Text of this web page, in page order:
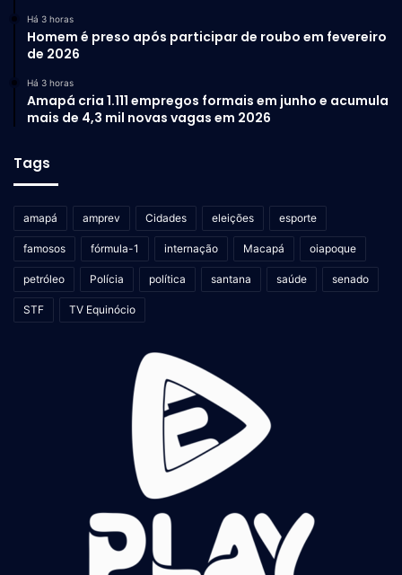
Há 3 horas
Homem é preso após participar de roubo em fevereiro
de 2026
Há 3 horas
Amapá cria 1.111 empregos formais em junho e acumula
mais de 4,3 mil novas vagas em 2026
Tags
amapá amprev Cidades eleições esporte
famosos fórmula-1 internação Macapá oiapoque
petróleo Polícia política santana saúde senado
STF TV Equinócio